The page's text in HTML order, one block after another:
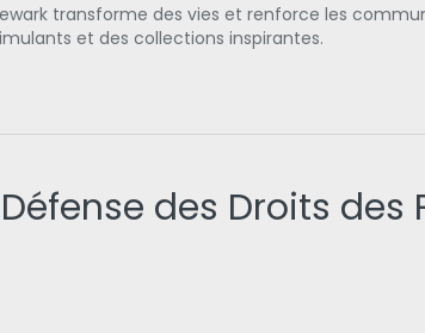
transforme des vies et renforce les
et des collections inspirantes.
des Droits des